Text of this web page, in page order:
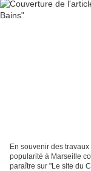
En souvenir des
popularité à Marseille
paraître sur "Le site du